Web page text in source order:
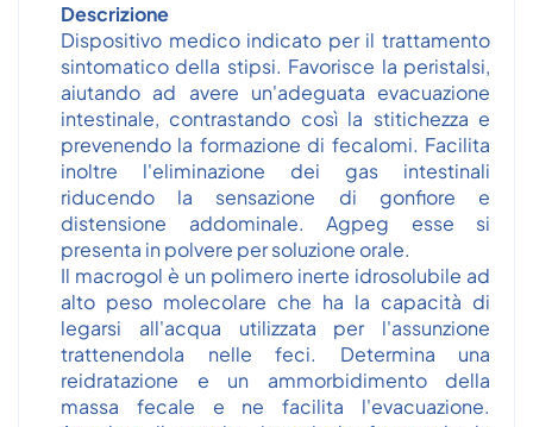
Descrizione
Dispositivo medico indicato per il trattamento
sintomatico della stipsi. Favorisce la peristalsi,
aiutando ad avere un'adeguata evacuazione
intestinale, contrastando così la stitichezza e
prevenendo la formazione di fecalomi. Facilita
inoltre l'eliminazione dei gas intestinali
riducendo la sensazione di gonfiore e
distensione addominale. Agpeg esse si
presenta in polvere per soluzione orale.
Il macrogol è un polimero inerte idrosolubile ad
alto peso molecolare che ha la capacità di
legarsi all'acqua utilizzata per l'assunzione
trattenendola nelle feci. Determina una
reidratazione e un ammorbidimento della
massa fecale e ne facilita l'evacuazione.